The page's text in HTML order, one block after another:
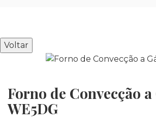
Voltar
Forno de Convecção a
WE5DG